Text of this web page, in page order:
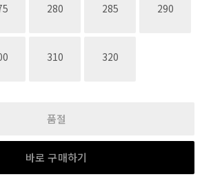
재고없음 280재고없음 285재고없음 290재고없음
재고없음 310재고없음 320재고없음
품절
바로 구매하기